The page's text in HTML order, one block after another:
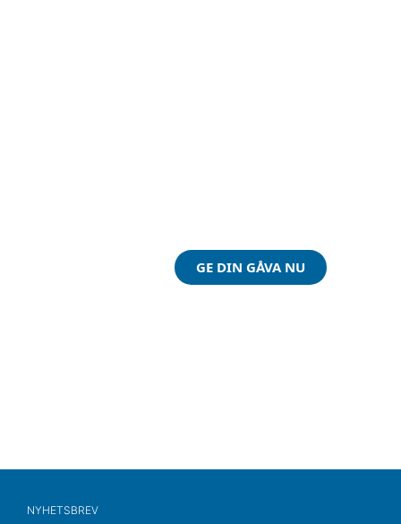
GE DIN GÅVA NU
NYHETSBREV